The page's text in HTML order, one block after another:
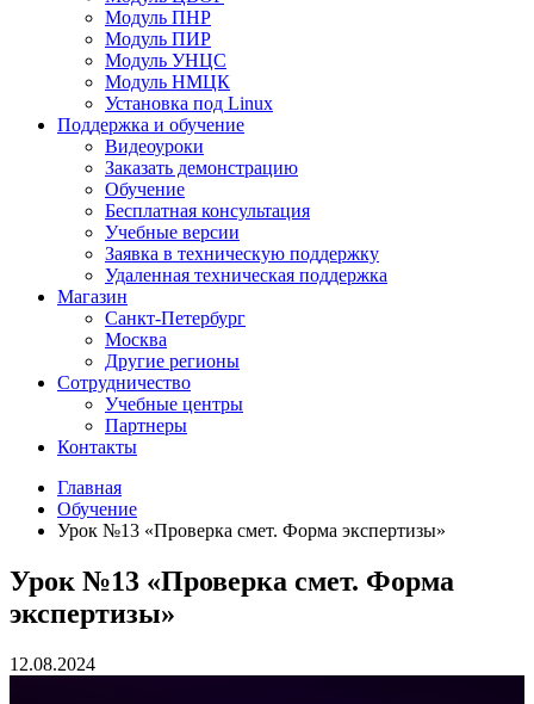
Модуль ПНР
Модуль ПИР
Модуль УНЦС
Модуль НМЦК
Установка под Linux
Поддержка и обучение
Видеоуроки
Заказать демонстрацию
Обучение
Бесплатная консультация
Учебные версии
Заявка в техническую поддержку
Удаленная техническая поддержка
Магазин
Санкт-Петербург
Москва
Другие регионы
Сотрудничество
Учебные центры
Партнеры
Контакты
Главная
Обучение
Урок №13 «Проверка смет. Форма экспертизы»
Урок №13 «Проверка смет. Форма
экспертизы»
12.08.2024